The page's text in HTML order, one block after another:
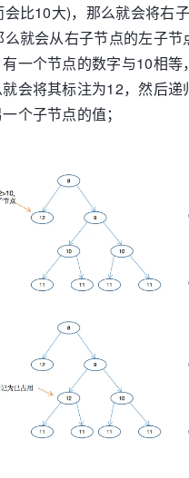
比10大)，那么就会将右
就会从右子节点的左子
一个节点的数字与10相
会将其标注为12，然后
个子节点的值；